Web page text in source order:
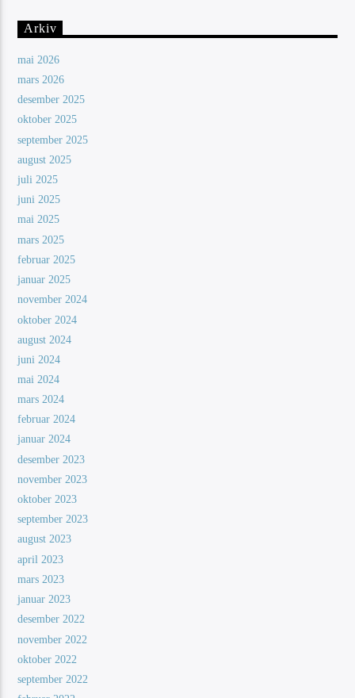
Arkiv
mai 2026
mars 2026
desember 2025
oktober 2025
september 2025
august 2025
juli 2025
juni 2025
mai 2025
mars 2025
februar 2025
januar 2025
november 2024
oktober 2024
august 2024
juni 2024
mai 2024
mars 2024
februar 2024
januar 2024
desember 2023
november 2023
oktober 2023
september 2023
august 2023
april 2023
mars 2023
januar 2023
desember 2022
november 2022
oktober 2022
september 2022